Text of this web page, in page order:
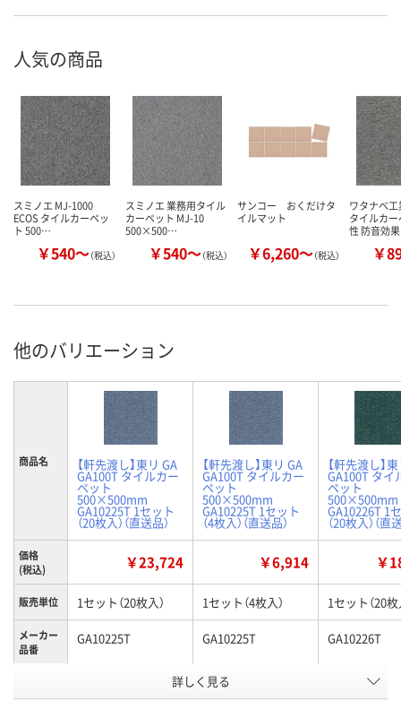
人気の商品
スミノエ MJ-1000
ECOS タイルカーペッ
ト 500…
￥540～（税込）
スミノエ 業務用タイル
カーペット MJ-10
500×500…
￥540～（税込）
サンコー おくだけタ
イルマット
￥6,260～（税込）
ワタナベ
タイルカ
性 防音効果
￥
他のバリエーション
商品名 【軒先渡し】東リ GA
GA100T タイルカー
ペット
500×500mm
GA10225T 1セット
（20枚入）（直送品）
【軒先渡し】東リ GA
GA100T タイルカー
ペット
500×500mm
GA10225T 1セット
（4枚入）（直送品）
【軒先渡し】
GA100T タイ
ペット
500×500mm
GA10226T 1
（20枚入）（直
価格
(税込)
￥23,724 ￥6,914 ￥
販売単位 1セット（20枚入） 1セット（4枚入） 1セット（20枚
メーカー
品番
GA10225T GA10225T GA10226T
AK38456 AK37348
詳しく見る